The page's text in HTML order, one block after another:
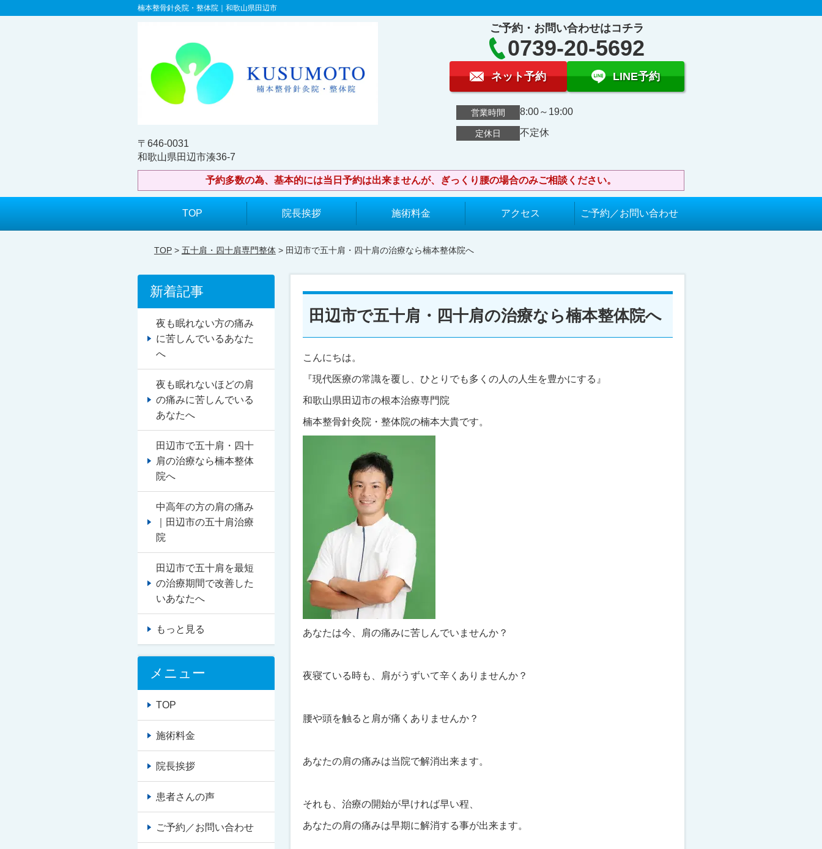
楠本整骨針灸院・整体院｜和歌山県田辺市
〒646-0031
和歌山県田辺市湊36-7
ご予約・お問い合わせはコチラ
0739-20-5692
ネット予約 LINE予約
営業時間 8:00～19:00
定休日 不定休
予約多数の為、基本的には当日予約は出来ませんが、ぎっくり腰の場合のみご相談ください。
TOP 院長挨拶 施術料金 アクセス ご予約／お問い合わせ
TOP> 五十肩・四十肩専門整体> 田辺市で五十肩・四十肩の治療なら楠本整体院へ
田辺市で五十肩・四十肩の治療なら楠本整体院へ
こんにちは。
『現代医療の常識を覆し、ひとりでも多くの人の人生を豊かにする』
和歌山県田辺市の根本治療専門院
楠本整骨針灸院・整体院の楠本大貴です。
あなたは今、肩の痛みに苦しんでいませんか？
夜寝ている時も、肩がうずいて辛くありませんか？
腰や頭を触ると肩が痛くありませんか？
あなたの肩の痛みは当院で解消出来ます。
それも、治療の開始が早ければ早い程、
あなたの肩の痛みは早期に解消する事が出来ます。
新着記事
夜も眠れない方の痛み
に苦しんでいるあなた
へ
夜も眠れないほどの肩
の痛みに苦しんでいる
あなたへ
田辺市で五十肩・四十
肩の治療なら楠本整体
院へ
中高年の方の肩の痛み
｜田辺市の五十肩治療
院
田辺市で五十肩を最短
の治療期間で改善した
いあなたへ
もっと見る
メニュー
TOP
施術料金
院長挨拶
患者さんの声
ご予約／お問い合わせ